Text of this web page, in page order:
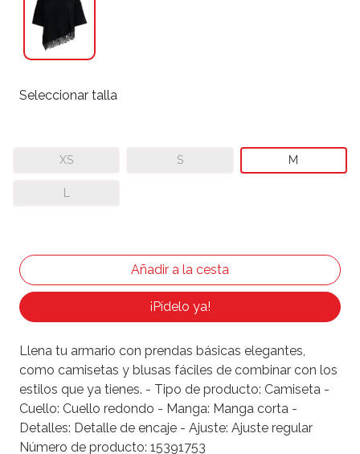
Seleccionar talla
XS S M
L
¡Pídelo ya!
Llena tu armario con prendas básicas elegantes,
como camisetas y blusas fáciles de combinar con los
estilos que ya tienes. - Tipo de producto: Camiseta -
Cuello: Cuello redondo - Manga: Manga corta -
Detalles: Detalle de encaje - Ajuste: Ajuste regular
Número de producto: 15391753